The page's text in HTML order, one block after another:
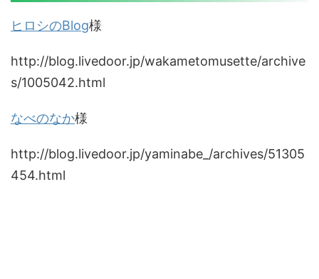
ヒロシのBlog様
http://blog.livedoor.jp/wakametomusette/archive
s/1005042.html
なべのなか様
http://blog.livedoor.jp/yaminabe_/archives/51305
454.html